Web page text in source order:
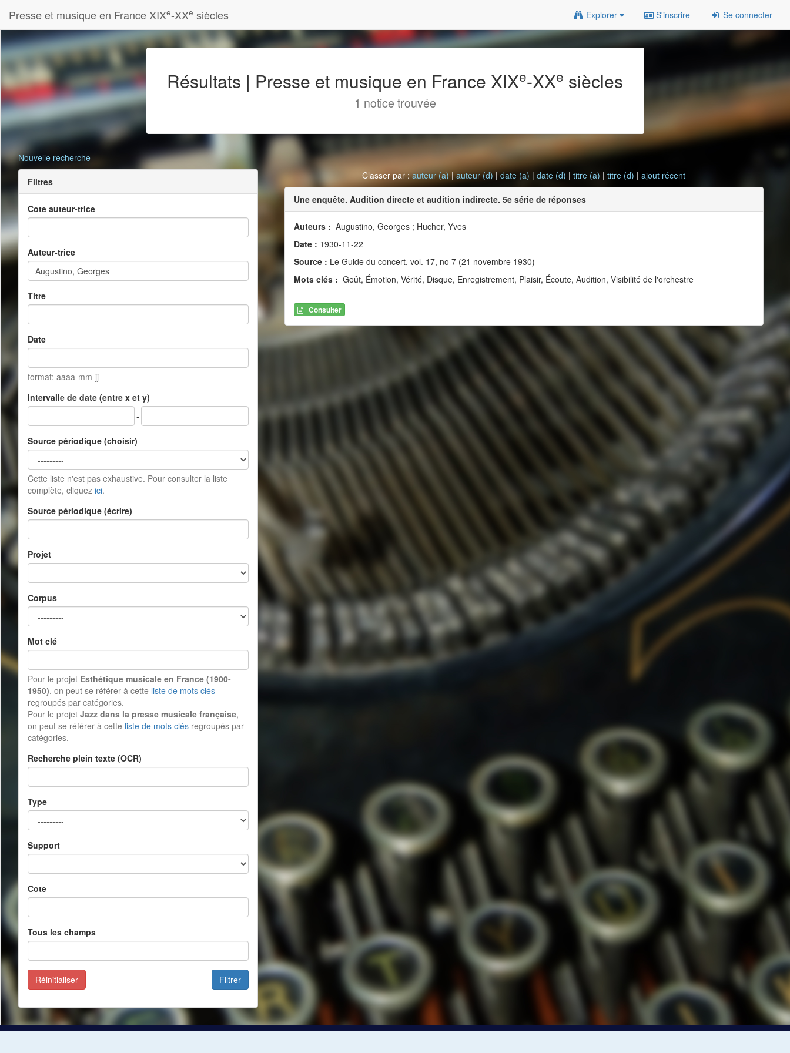
Presse et musique en France XIXe-XXe siècles Explorer S'inscrire Se connecter
Résultats | Presse et musique en France XIXe-XXe siècles
1 notice trouvée
Nouvelle recherche
Filtres
Cote auteur-trice
Auteur-trice
Titre
Date
format: aaaa-mm-jj
Intervalle de date (entre x et y)
-
Source périodique (choisir)
Cette liste n'est pas exhaustive. Pour consulter la liste
complète, cliquez ici.
Source périodique (écrire)
Projet
Corpus
Mot clé
Pour le projet Esthétique musicale en France (1900-
1950), on peut se référer à cette liste de mots clés
regroupés par catégories.
Pour le projet Jazz dans la presse musicale française,
on peut se référer à cette liste de mots clés regroupés par
catégories.
Recherche plein texte (OCR)
Type
Support
Cote
Tous les champs
Filtrer
Réinitialiser
Classer par :auteur (a)|auteur (d)|date (a) |date (d) |titre (a) |titre (d) |ajout récent
Une enquête. Audition directe et audition indirecte. 5e série de réponses
Auteurs : Augustino, Georges ; Hucher, Yves
Date : 1930-11-22
Source : Le Guide du concert, vol. 17, no 7 (21 novembre 1930)
Mots clés : Goût, Émotion, Vérité, Disque, Enregistrement, Plaisir, Écoute, Audition, Visibilité de l'orchestre
Consulter